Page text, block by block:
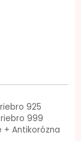
925
999
+ Antikorózna